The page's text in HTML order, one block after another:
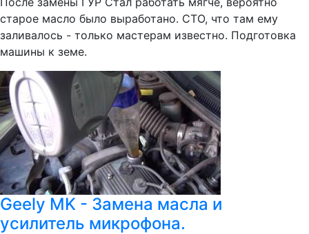
старое масло было выработано. СТО, что там ему
заливалось - только мастерам известно. Подготовка
машины к земе.
Geely MK - Замена масла и
усилитель микрофона.